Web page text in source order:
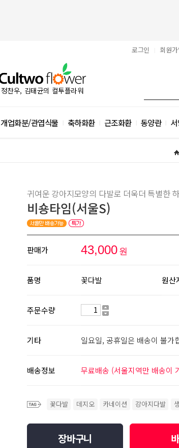
로그인 회원가
정찬우, 김태균의 컬투플라워
개업화분/관엽식물 축하화환 근조화환 동양란
귀여운 강아지모양의 다발로 더욱더 특별한
비숑타임(서울S)
판매가 43,000 원
품명 꽃다발 원산
주문수량
기타 일요일, 공휴일은 배송이 불가
배송정보 무료배송 (서울지역만 배송이
꽃다발 데지오 카네이션 강아지다발
장바구니